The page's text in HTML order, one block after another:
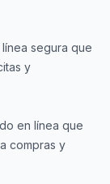
segura que
y
en línea que
compras y